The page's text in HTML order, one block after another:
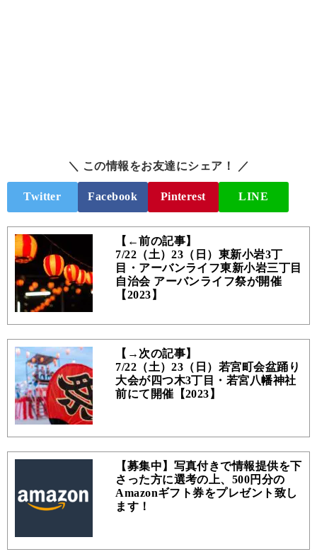
＼ この情報をお友達にシェア！ ／
Twitter Facebook Pinterest LINE
【←前の記事】
7/22（土）23（日）東新小岩3丁
目・アーバンライフ東新小岩三丁目
自治会 アーバンライフ祭が開催
【2023】
【→次の記事】
7/22（土）23（日）若宮町会盆踊り
大会が四つ木3丁目・若宮八幡神社
前にて開催【2023】
【募集中】写真付きで情報提供を下
さった方に選考の上、500円分の
Amazonギフト券をプレゼント致し
ます！